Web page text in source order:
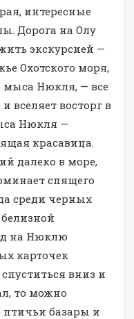
интересные
Дорога на Олу
экскурсией —
Охотского моря,
мыса Нюкля, — все
вселяет восторг в
Нюкля —
красавица.
далеко в море,
спящего
среди черных
на Нюклю
карточек
вниз и
то можно
птичьи базары и